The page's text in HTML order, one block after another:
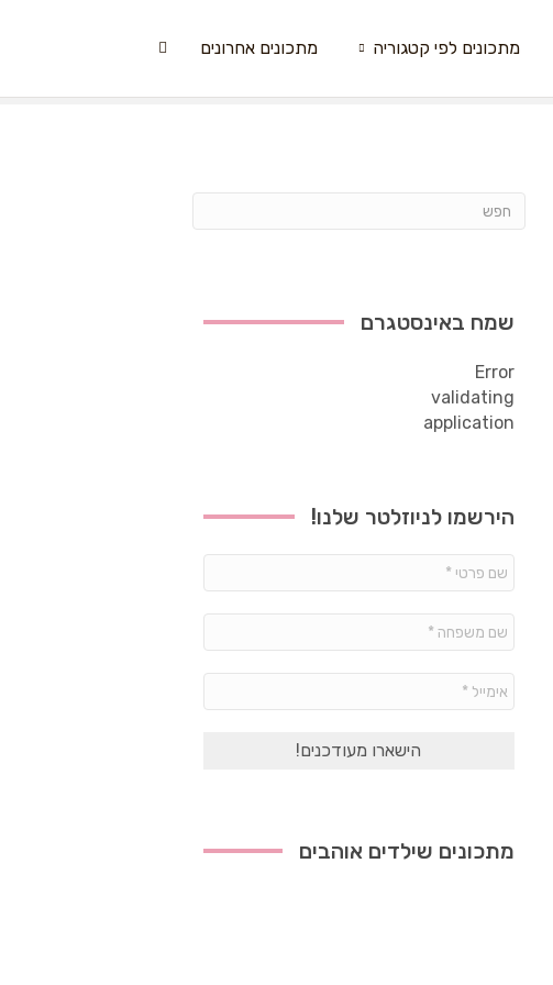
מתכונים לפי קטגוריה מתכונים אחרונים
שמח באינסטגרם
Error
validating
application
הירשמו לניוזלטר שלנו!
פרטי
משפחה
*
מתכונים שילדים אוהבים